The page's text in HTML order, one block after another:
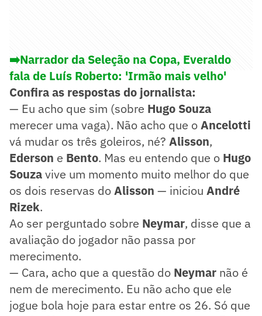
➡️Narrador da Seleção na Copa, Everaldo
fala de Luís Roberto: 'Irmão mais velho'
Confira as respostas do jornalista:
— Eu acho que sim (sobre Hugo Souza
merecer uma vaga). Não acho que oAncelotti
vá mudar os três goleiros, né? Alisson,
Ederson e Bento. Mas eu entendo que o Hugo
Souzavive um momento muito melhor do que
os dois reservas doAlisson — iniciou André
Rizek.
Ao ser perguntado sobre Neymar, disse que a
avaliação do jogador não passa por
merecimento.
— Cara, acho que a questão do Neymar não é
nem de merecimento. Eu não acho que ele
jogue bola hoje para estar entre os 26. Só que